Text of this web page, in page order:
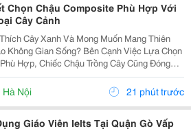
Chọn Chậu Composite Phù Hợp Với
Cây Cảnh
Cây Xanh Và Mong Muốn Mang Thiên
Không Gian Sống? Bên Cạnh Việc Lựa Chọn
Hợp, Chiếc Chậu Trồng Cây Cũng Đóng
Cùng Quan Trọng. Không Chỉ Là Nơi Giúp
Triển Khỏe Mạnh, Chậu Còn Góp Phần Tạo
Hà Nội 21 phút trước
Giáo Viên Ielts Tại Quận Gò Vấp